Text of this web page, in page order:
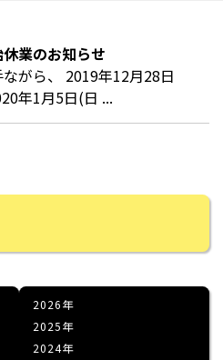
業のお知らせ
がら、 2019年12月28日
年1月5日(日 ...
2026
2025
2024